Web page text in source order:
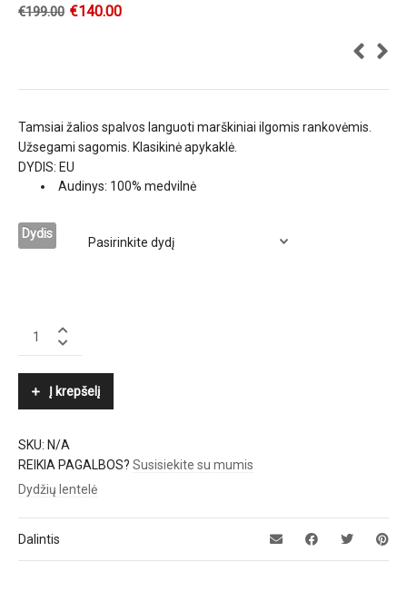
€199.00 €140.00
Tamsiai žalios spalvos languoti marškiniai ilgomis rankovėmis.
Užsegami sagomis. Klasikinė apykaklė.
DYDIS: EU
Audinys: 100% medvilnė
Dydis
BOGNER
quantity
Į krepšelį
SKU: N/A
REIKIA PAGALBOS? Susisiekite su mumis
Dydžių lentelė
Dalintis